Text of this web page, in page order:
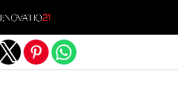
version